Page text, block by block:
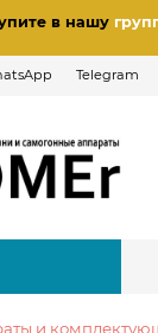
в нашу
Telegram
и